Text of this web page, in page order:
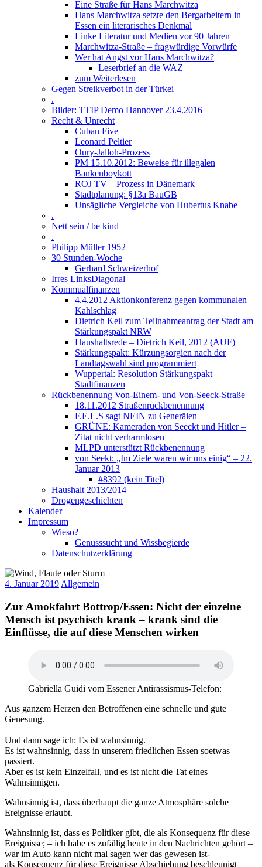
Eine Straße für Hans Marchwitza
Hans Marchwitza setzte den Bergarbeitern in
Essen ein literarisches Denkmal
Linke Literatur und Medien vor 90 Jahren
Marchwitza-Straße – fragwürdige Vorwürfe
Wer hat Angst vor Hans Marchwitza?
Leserbrief an die WAZ
zum Weiterlesen
Gegen Streikverbot in der Türkei
.
Bilder: TTIP Demo Hannover 23.4.2016
Recht & Unrecht
Cuban Five
Leonard Peltier
Oury-Jalloh-Prozess
PM 15.10.2012: Beweise für illegalen
Bankenboykott
ROJ TV – Prozess in Dänemark
Stadtplanung: §13a BauGB
Unsägliche Vergleiche von Hubertus Knabe
.
Nett sein / be kind
.
Philipp Müller 1952
30 Stunden-Woche
Gerhard Schweizerhof
Irres LinksDiagonal
Kommualfinanzen
4.4.2012 Aktionkonferenz gegen kommunalen
Kahlschlag
Dietrich Keil zum Teilnahmeantrag der Stadt am
Stärkungspakt NRW
Haushaltsrede – Dietrich Keil, 2012 (AUF)
Stärkungspakt: Kürzungsorgien nach der
Landtagswahl sind programmiert
Wuppertal: Resolution Stärkungspakt
Stadtfinanzen
Rückbenennung Von-Einem- und Von-Seeck-Straße
18.11.2012 Straßenrückbenennung
F.E.L.S sagt NEIN zu Generälen
GRÜNE: Kameraden von Seeckt und Hitler –
Zitat nicht verharmlosen
MLPD unterstützt Rückbenennung
von Seekt: „Im Ziele waren wir uns einig“ – 22.
Januar 2013
#8392 (kein Titel)
Haushalt 2013/2014
Drogengeschichten
Kalender
Impressum
Wieso?
Genusssucht und Wissbegierde
Datenschutzerklärung
4. Januar 2019 Allgemein
Zur Amokfahrt Bottrop/Essen: Nicht der einzelne
Mensch ist psychisch krank – krank sind die
Einflüsse, die auf diese Menschen wirken
Gabriella Guidi vom Essener Antirassismus-Telefon:
Aus ganzem Herzen den Betroffenen eine schnelle und gute
Genesung.
Und dann sage ich: Es ist wahnsinnig.
Es ist wahnsinnig, dass in unserem friedlichen Essen soetwas
passiert.
Aber es ist kein Einzelfall, und es ist nicht die Tat eines
Wahnsinnigen.
Wahnsinnig ist, dass überhaupt die ganze Atmosphäre solche
Ereignisse erlaubt.
Wahnsinnig ist, dass es Politiker gibt, die als Konsequenz für diese
Ereignisse; – ich habe es zufällig heute in den Nachrichten gehört –
war im Auto kann nicht mal sagen wer das gewesen ist-
als Konsequenz für diese Ereignisse Abschiebung beschleunigt